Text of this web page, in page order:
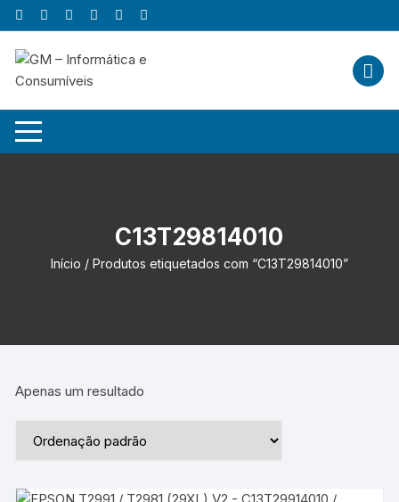
Skip
to
content
C13T29814010
Início / Produtos etiquetados com “C13T29814010”
Apenas um resultado